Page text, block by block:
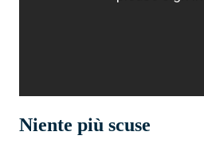
Niente più scuse